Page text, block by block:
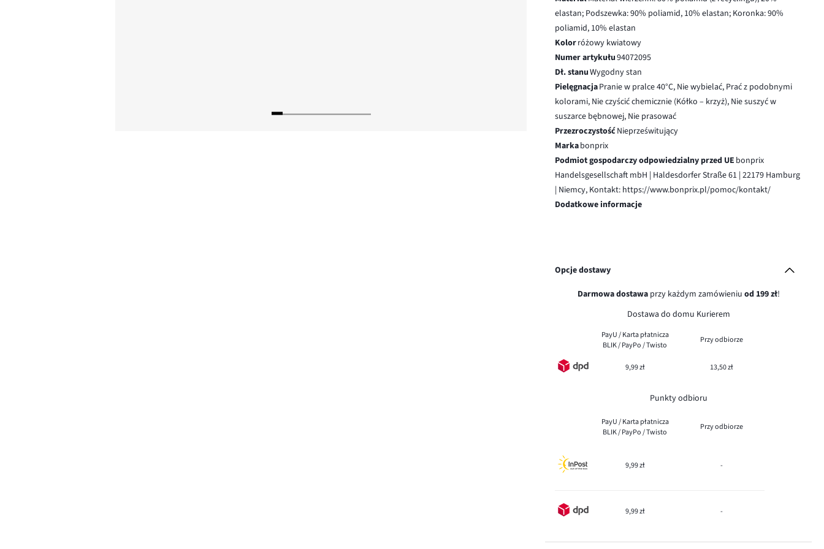
elastan; Podszewka: 90% poliamid, 10% elastan; Koronka: 90%
poliamid, 10% elastan
Kolorróżowy kwiatowy
Numer artykułu94072095
Dł. stanuWygodny stan
PielęgnacjaPranie w pralce 40°C, Nie wybielać, Prać z podobnymi
kolorami, Nie czyścić chemicznie (Kółko – krzyż), Nie suszyć w
suszarce bębnowej, Nie prasować
PrzezroczystośćNieprześwitujący
Markabonprix
Podmiot gospodarczy odpowiedzialny przed UE bonprix
Handelsgesellschaft mbH | Haldesdorfer Straße 61 | 22179 Hamburg
| Niemcy, Kontakt: https://www.bonprix.pl/pomoc/kontakt/
Dodatkowe informacje
Opcje dostawy
Darmowa dostawaprzy każdym zamówieniu od 199 zł!
Dostawa do domu Kurierem
PayU / Karta płatnicza
BLIK / PayPo / Twisto
Przy odbiorze
9,99 zł 13,50 zł
Punkty odbioru
PayU / Karta płatnicza
BLIK / PayPo / Twisto
Przy odbiorze
9,99 zł -
9,99 zł -